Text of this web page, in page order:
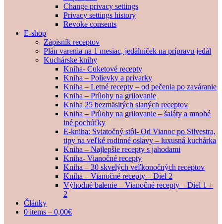
Change privacy settings
Privacy settings history
Revoke consents
E-shop
Zápisník receptov
Plán varenia na 1 mesiac, jedálniček na prípravu jedál
Kuchárske knihy
Kniha- Cuketové recepty
Kniha – Polievky a prívarky
Kniha – Letné recepty – od pečenia po zaváranie
Kniha – Prílohy na grilovanie
Kniha 25 bezmäsitých slaných receptov
Kniha – Prílohy na grilovanie – šaláty a mnohé
iné pochúťky
E-kniha: Sviatočný stôl- Od Vianoc po Silvestra,
tipy na veľké rodinné oslavy – luxusná kuchárka
Kniha – Najlepšie recepty s jahodami
Kniha- Vianočné recepty
Kniha – 30 skvelých veľkonočných receptov
Kniha – Vianočné recepty – Diel 2
Výhodné balenie – Vianočné recepty – Diel 1 +
2
Články
0 items – 0,00€